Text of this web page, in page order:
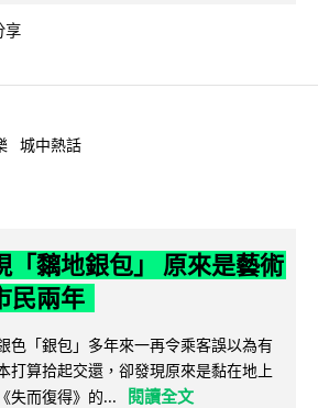
享
城中熱話
「黐地銀包」 原來是藝術
民兩年
色「銀包」多年來一再令乘客誤以為有
打算拾起交還，卻發現原來是黏在地上
失而復得》的...
閱讀全文